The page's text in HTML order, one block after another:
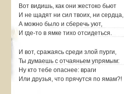
Вот видишь, как они жестоко бьют
И не щадят ни сил твоих, ни сердца,
А можно было и сберечь уют,
И где-то в ямке тихо отсидеться.
И вот, сражаясь среди злой пурги,
Ты думаешь с отчаяньем упрямым:
Ну кто тебе опаснее: враги
Или друзья, что прячутся по ямам?!